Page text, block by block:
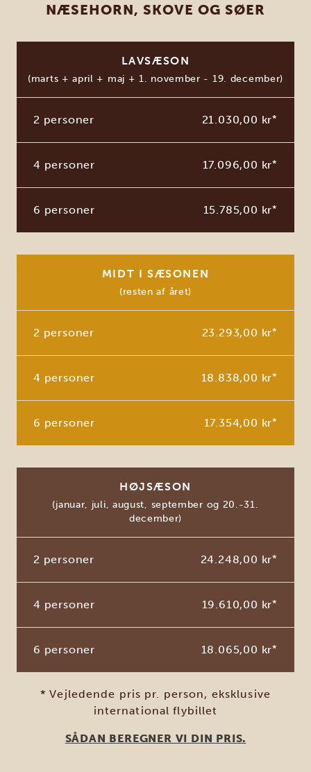
NÆSEHORN, SKOVE OG SØER
LAVSÆSON
(marts + april + maj + 1. november - 19. december)
2 personer 21.030,00 kr*
4 personer 17.096,00 kr*
6 personer 15.785,00 kr*
MIDT I SÆSONEN
(resten af året)
2 personer 23.293,00 kr*
4 personer 18.838,00 kr*
6 personer 17.354,00 kr*
HØJSÆSON
(januar, juli, august, september og 20.-31.
december)
2 personer 24.248,00 kr*
4 personer 19.610,00 kr*
6 personer 18.065,00 kr*
* Vejledende pris pr. person, eksklusive
international flybillet
SÅDAN BEREGNER VI DIN PRIS.